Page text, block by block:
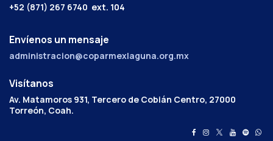
+52 (871) 267 6740 ext. 104
Envíenos un mensaje
administracion@coparmexlaguna.org.mx
Visítanos
Av. Matamoros 931, Tercero de Cobián Centro, 27000
Torreón, Coah.